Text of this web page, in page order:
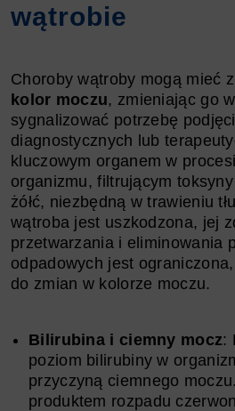
wątrobie
Choroby wątroby mogą mieć
kolor moczu, zmieniając go
sygnalizować potrzebę
diagnostycznych lub
kluczowym organem w
organizmu, filtrującym
żółć, niezbędną w trawieniu
wątroba jest uszkodzona, jej
przetwarzania i eliminowania
odpadowych jest
do zmian w kolorze moczu.
Bilirubina i ciemny mocz:
poziom bilirubiny w
przyczyną ciemnego
produktem rozpadu